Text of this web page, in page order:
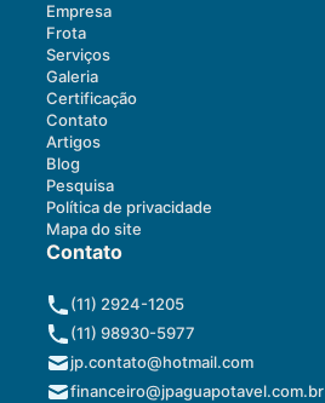
Empresa
Frota
Serviços
Galeria
Certificação
Contato
Artigos
Blog
Pesquisa
Política de privacidade
Mapa do site
Contato
(11) 2924-1205
(11) 98930-5977
jp.contato@hotmail.com
financeiro@jpaguapotavel.com.br